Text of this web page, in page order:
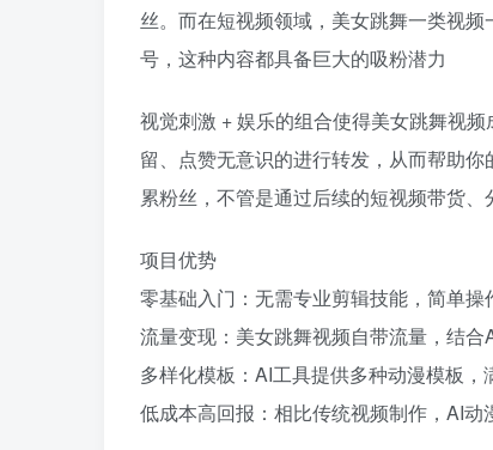
丝。而在短视频领域，美女跳舞一类视
号，这种内容都具备巨大的吸粉潜力
视觉刺激 + 娱乐的组合使得美女跳舞视
留、点赞无意识的进行转发，从而帮助
累粉丝，不管是通过后续的短视频带货
项目优势
零基础入门：无需专业剪辑技能，简单操
流量变现：美女跳舞视频自带流量，结合
多样化模板：AI工具提供多种动漫模板，
低成本高回报：相比传统视频制作，AI